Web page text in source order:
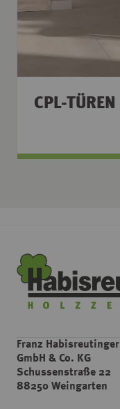
CPL-TÜREN
Franz Habisreutinger
GmbH & Co. KG
Schussenstraße 22
88250 Weingarten